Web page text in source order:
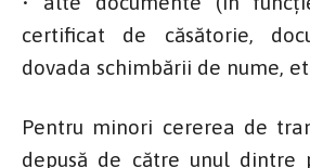
certificat de căsătorie,
dovada schimbării de nume,
Pentru minori cererea de
depusă de către unul dintre